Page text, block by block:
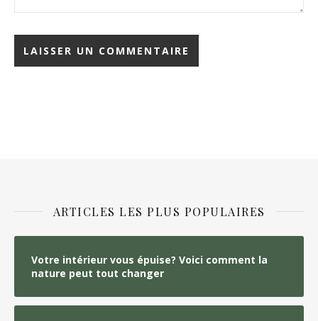
ARTICLES LES PLUS POPULAIRES
Votre intérieur vous épuise? Voici comment la
nature peut tout changer